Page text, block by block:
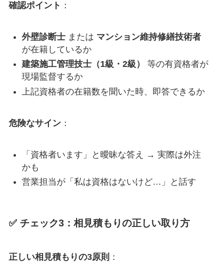
確認ポイント ：
外壁診断士または マンション維持修繕技術者
が在籍しているか
建築施工管理技士（1級・2級）
等の有資格者が
現場監督するか
上記資格者の在籍数を聞いた時、即答できるか
危険なサイン：
「資格者います」と曖昧な答え → 実際は外注
かも
営業担当が「私は資格はないけど…」と話す
✅ チェック3：相見積もりの正しい取り方
正しい相見積もりの3原則 ：